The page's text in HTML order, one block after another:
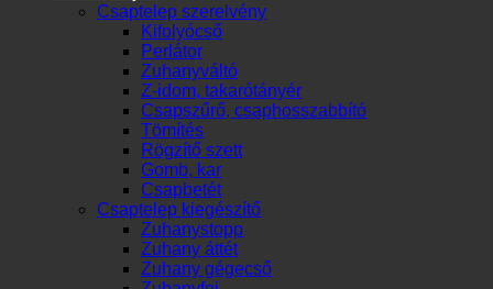
Csaptelep szerelvény
Kifolyócső
Perlátor
Zuhanyváltó
Z-idom, takarótányér
Csapszűrő, csaphosszabbító
Tömítés
Rögzítő szett
Gomb, kar
Csapbetét
Csaptelep kiegészítő
Zuhanystopp
Zuhany áttét
Zuhany gégecső